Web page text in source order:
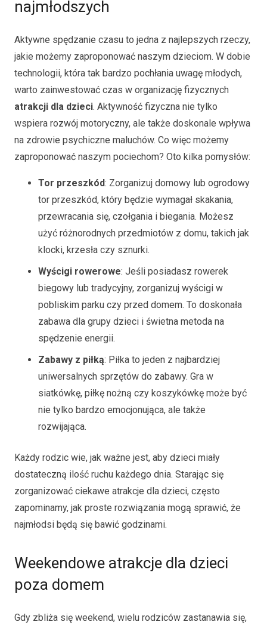
najmłodszych
Aktywne spędzanie czasu to jedna z najlepszych rzeczy,
jakie możemy zaproponować naszym dzieciom. W dobie
technologii, która tak bardzo pochłania uwagę młodych,
warto zainwestować czas w organizację fizycznych
atrakcji dla dzieci. Aktywność fizyczna nie tylko
wspiera rozwój motoryczny, ale także doskonale wpływa
na zdrowie psychiczne maluchów. Co więc możemy
zaproponować naszym pociechom? Oto kilka pomysłów:
Tor przeszkód: Zorganizuj domowy lub ogrodowy
tor przeszkód, który będzie wymagał skakania,
przewracania się, czołgania i biegania. Możesz
użyć różnorodnych przedmiotów z domu, takich jak
klocki, krzesła czy sznurki.
Wyścigi rowerowe: Jeśli posiadasz rowerek
biegowy lub tradycyjny, zorganizuj wyścigi w
pobliskim parku czy przed domem. To doskonała
zabawa dla grupy dzieci i świetna metoda na
spędzenie energii.
Zabawy z piłką: Piłka to jeden z najbardziej
uniwersalnych sprzętów do zabawy. Gra w
siatkówkę, piłkę nożną czy koszykówkę może być
nie tylko bardzo emocjonująca, ale także
rozwijająca.
Każdy rodzic wie, jak ważne jest, aby dzieci miały
dostateczną ilość ruchu każdego dnia. Starając się
zorganizować ciekawe atrakcje dla dzieci, często
zapominamy, jak proste rozwiązania mogą sprawić, że
najmłodsi będą się bawić godzinami.
Weekendowe atrakcje dla dzieci
poza domem
Gdy zbliża się weekend, wielu rodziców zastanawia się,